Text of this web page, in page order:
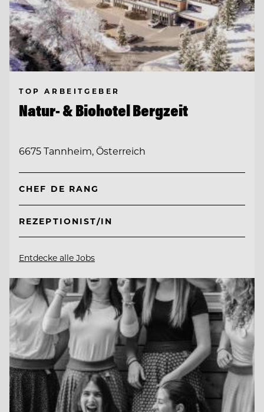
TOP ARBEITGEBER
Natur- & Biohotel Bergzeit
6675 Tannheim, Österreich
CHEF DE RANG
REZEPTIONIST/IN
Entdecke alle Jobs